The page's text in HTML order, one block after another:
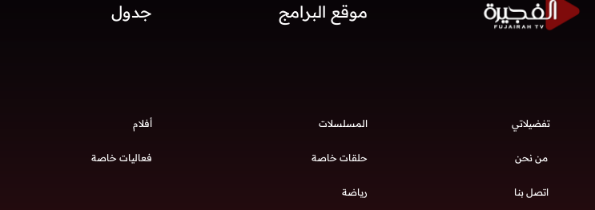
موقع البرامج جدول
تفضيلاتي
من نحن
اتصل بنا
المسلسلات أفلام
حلقات خاصة فعاليات خاصة
رياضة